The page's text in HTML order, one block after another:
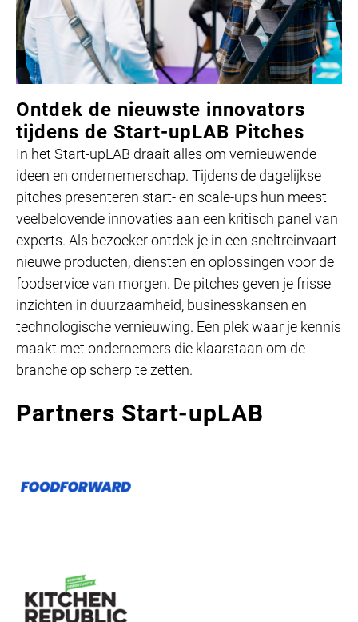
Ontdek de nieuwste innovators
tijdens de Start-upLAB Pitches
In het Start-upLAB draait alles om vernieuwende
ideen en ondernemerschap. Tijdens de dagelijkse
pitches presenteren start- en scale-ups hun meest
veelbelovende innovaties aan een kritisch panel van
experts. Als bezoeker ontdek je in een sneltreinvaart
nieuwe producten, diensten en oplossingen voor de
foodservice van morgen. De pitches geven je frisse
inzichten in duurzaamheid, businesskansen en
technologische vernieuwing. Een plek waar je kennis
maakt met ondernemers die klaarstaan om de
branche op scherp te zetten.
Partners Start-upLAB